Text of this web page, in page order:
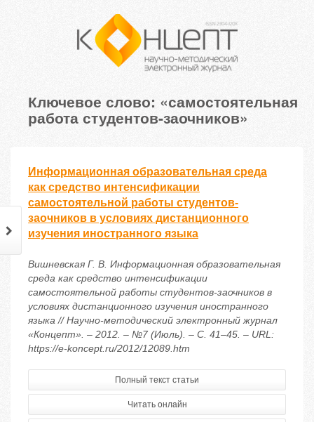
Ключевое слово: «самостоятельная
работа студентов-заочников»
Информационная образовательная среда
как средство интенсификации
самостоятельной работы студентов-
заочников в условиях дистанционного
изучения иностранного языка
Вишневская Г. В. Информационная образовательная
среда как средство интенсификации
самостоятельной работы студентов-заочников в
условиях дистанционного изучения иностранного
языка // Научно-методический электронный журнал
«Концепт». – 2012. – №7 (Июль). – С. 41–45. – URL:
https://e-koncept.ru/2012/12089.htm
Полный текст статьи
Читать онлайн